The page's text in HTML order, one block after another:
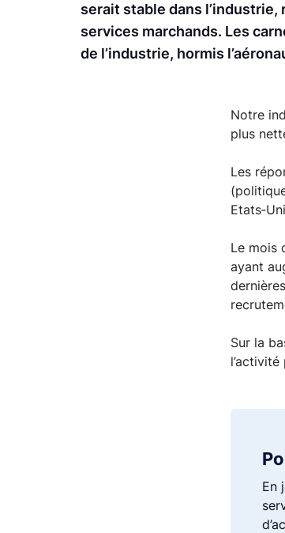
serait stable dans
services marchands. Les
de l’industrie, hormis
Notre
plus
Les
Le mois
ayant
Sur la
En